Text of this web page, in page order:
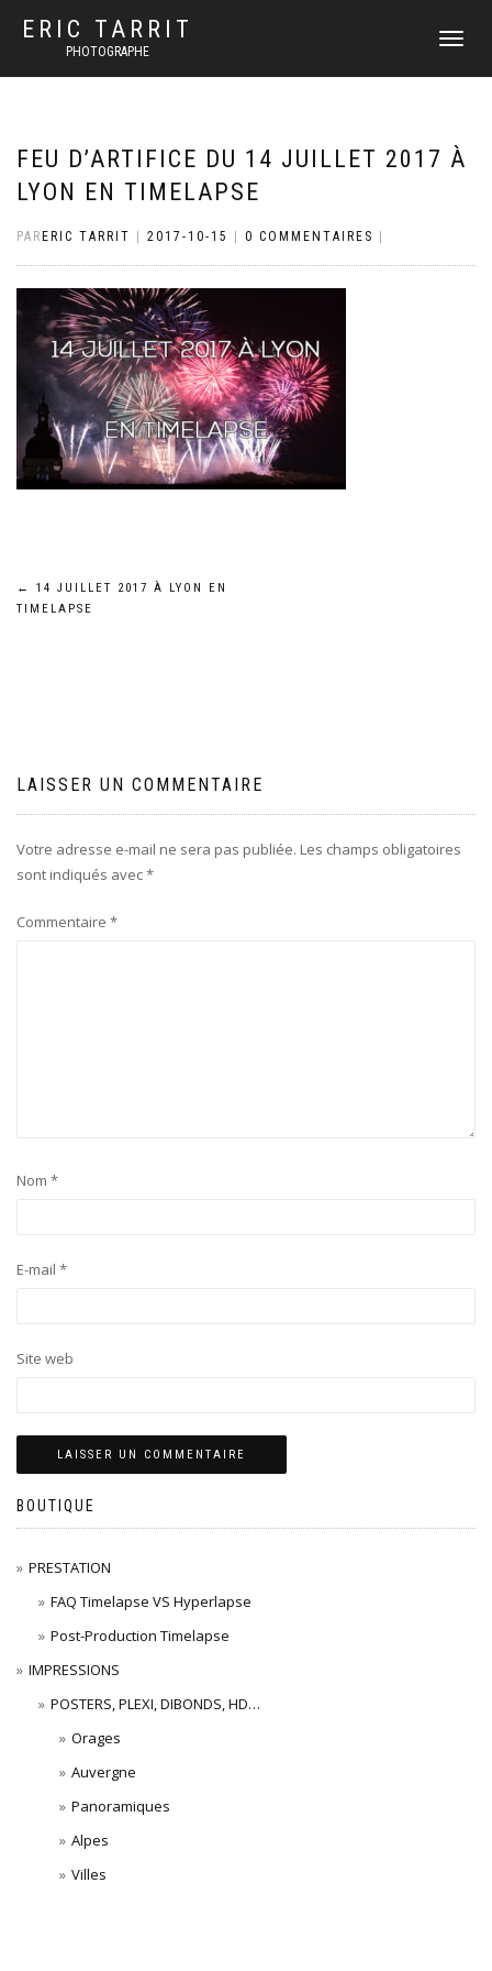
ERIC TARRIT
PHOTOGRAPHE
DÉPLIER
FEU D’ARTIFICE DU 14 JUILLET 2017 À
LYON EN TIMELAPSE
PAR ERIC TARRIT 2017-10-15 0 COMMENTAIRES
Navigation
←
14 JUILLET 2017 À LYON EN
TIMELAPSE
LAISSER UN COMMENTAIRE
Votre adresse e-mail ne sera pas publiée. Les champs obligatoires
sont indiqués avec*
Commentaire *
Nom *
E-mail *
Site web
BOUTIQUE
PRESTATION
FAQ Timelapse VS Hyperlapse
Post-Production Timelapse
IMPRESSIONS
POSTERS, PLEXI, DIBONDS, HD…
Orages
Auvergne
Panoramiques
Alpes
Villes